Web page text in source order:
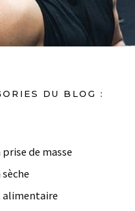
DU BLOG :
de masse